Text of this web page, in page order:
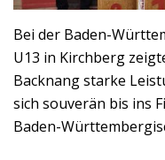
Bei der Baden-
U13 in Kirchberg
Backnang starke
sich souverän bis ins
Baden-